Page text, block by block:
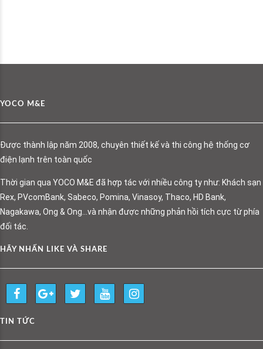
YOCO M&E
Được thành lập năm 2008, chuyên thiết kế và thi công hệ thống cơ
điện lạnh trên toàn quốc
Thời gian qua YOCO M&E đã hợp tác với nhiều công ty như: Khách sạn
Rex, PVcomBank, Sabeco, Pomina, Vinasoy, Thaco, HD Bank,
Nagakawa, Ong & Ong…và nhận được những phản hồi tích cực từ phía
đối tác.
HÃY NHẤN LIKE VÀ SHARE
TIN TỨC